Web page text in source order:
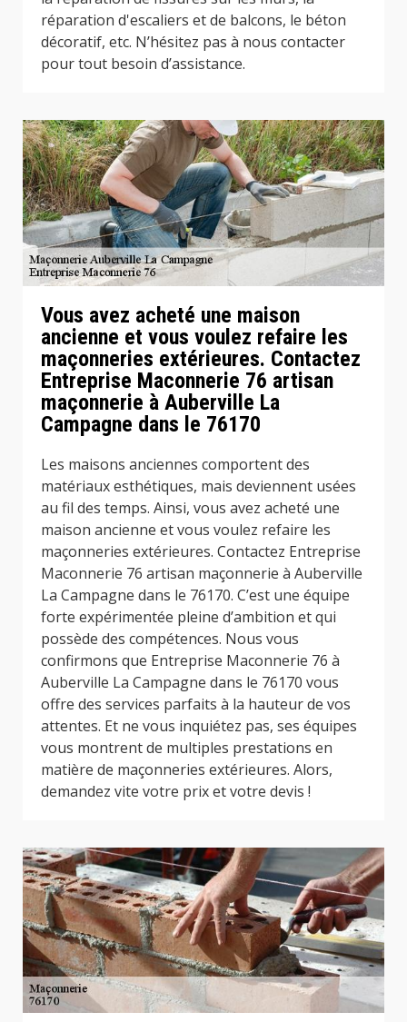
réparation d'escaliers et de balcons, le béton
décoratif, etc. N’hésitez pas à nous contacter
pour tout besoin d’assistance.
Vous avez acheté une maison
ancienne et vous voulez refaire les
maçonneries extérieures. Contactez
Entreprise Maconnerie 76 artisan
maçonnerie à Auberville La
Campagne dans le 76170
Les maisons anciennes comportent des
matériaux esthétiques, mais deviennent usées
au fil des temps. Ainsi, vous avez acheté une
maison ancienne et vous voulez refaire les
maçonneries extérieures. Contactez Entreprise
Maconnerie 76 artisan maçonnerie à Auberville
La Campagne dans le 76170. C’est une équipe
forte expérimentée pleine d’ambition et qui
possède des compétences. Nous vous
confirmons que Entreprise Maconnerie 76 à
Auberville La Campagne dans le 76170 vous
offre des services parfaits à la hauteur de vos
attentes. Et ne vous inquiétez pas, ses équipes
vous montrent de multiples prestations en
matière de maçonneries extérieures. Alors,
demandez vite votre prix et votre devis !